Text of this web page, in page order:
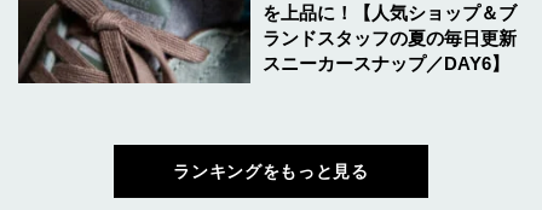
を上品に！【人気ショップ＆ブ
ランドスタッフの夏の毎日更新
スニーカースナップ／DAY6】
ランキングをもっと見る